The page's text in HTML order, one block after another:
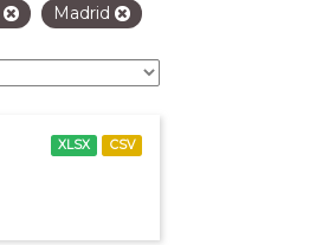
Madrid
XLSX CSV